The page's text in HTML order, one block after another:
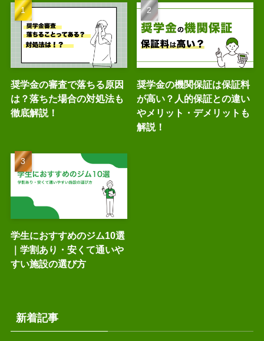
奨学金の審査で落ちる原因
は？落ちた場合の対処法も
徹底解説！
奨学金の機関保証は保証料
が高い？人的保証との違い
やメリット・デメリットも
解説！
学生におすすめのジム10選
｜学割あり・安くて通いや
すい施設の選び方
新着記事